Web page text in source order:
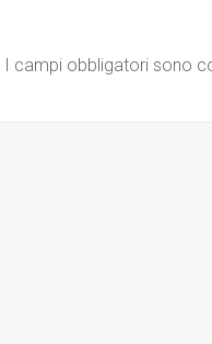
I campi obbligatori sono